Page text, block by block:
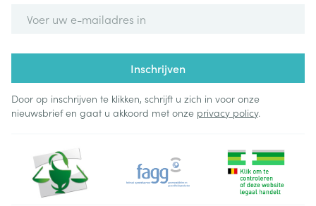
Inschrijven
Door op inschrijven te klikken, schrijft u zich in voor onze
nieuwsbrief en gaat u akkoord met onze privacy policy.